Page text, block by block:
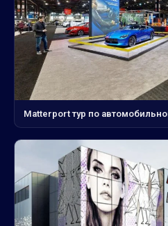
Matterport тур по